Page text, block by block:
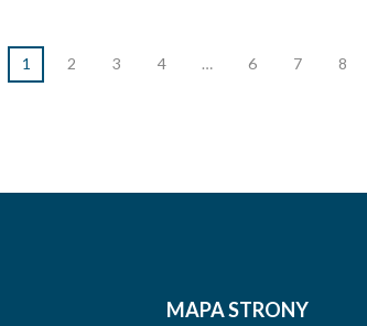
1 2 3 4 … 6 7 8
MAPA STRONY